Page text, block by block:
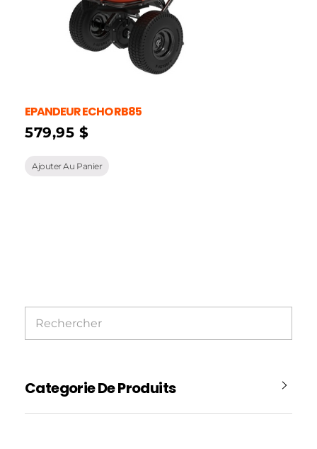
EPANDEUR ECHO RB85
579,95$
Ajouter Au Panier
Categorie De Produits